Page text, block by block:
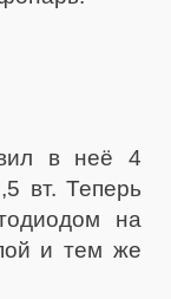
в неё 4
вт. Теперь
на
и тем же